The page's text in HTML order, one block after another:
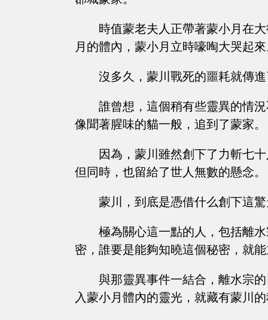
時值蒙老夫人正帶著蒙小月在
月的體內，蒙小月立時嚎啕大哭起
沒多久，蒙川戰死的噩耗就傳
誰曾想，這個稍有些靈異的情
像聞著腥味的貓一般，追到了蒙家。
因為，蒙川雖然創下了力斬七
但同時，也留給了世人無數的懸念。
蒙川，到底是憑借什么創下這
極為關心這一點的人，包括離
密，誰要是能夠知曉這個秘密，就
與那靈異事件一結合，離水宗
入蒙小月體內的靈光，就藏有蒙川